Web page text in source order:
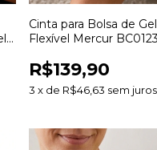
Cinta para Bolsa de
Flexível Mercur
R$139,90
3 x de R$46,63 sem juros